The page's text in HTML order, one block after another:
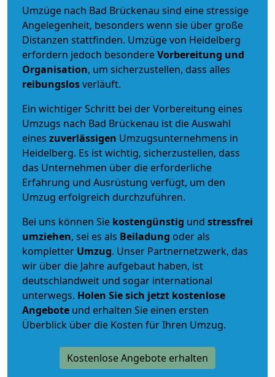
Umzüge nach Bad Brückenau sind eine stressige
Angelegenheit, besonders wenn sie über große
Distanzen stattfinden. Umzüge von Heidelberg
erfordern jedoch besondereVorbereitung und
Organisation, um sicherzustellen, dass alles
reibungslosverläuft.
Ein wichtiger Schritt bei der Vorbereitung eines
Umzugs nach Bad Brückenau ist die Auswahl
eines zuverlässigen Umzugsunternehmens in
Heidelberg. Es ist wichtig, sicherzustellen, dass
das Unternehmen über die erforderliche
Erfahrung und Ausrüstung verfügt, um den
Umzug erfolgreich durchzuführen.
Bei uns können Sie kostengünstig und stressfrei
umziehen, sei es als Beiladung oder als
kompletter Umzug. Unser Partnernetzwerk, das
wir über die Jahre aufgebaut haben, ist
deutschlandweit und sogar international
unterwegs. Holen Sie sich jetzt kostenlose
Angebote und erhalten Sie einen ersten
Überblick über die Kosten für Ihren Umzug.
Kostenlose Angebote erhalten